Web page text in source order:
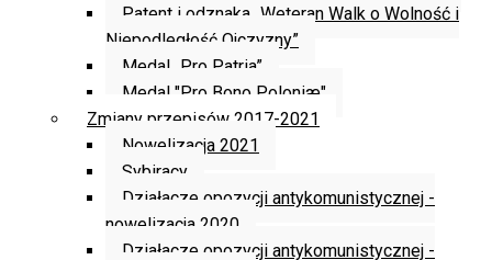
Patent i odznaka „Weteran Walk o Wolność i
Niepodległość Ojczyzny”
Medal „Pro Patria”
Medal "Pro Bono Poloniæ"
Zmiany przepisów 2017-2021
Nowelizacja 2021
Sybiracy
Działacze opozycji antykomunistycznej -
nowelizacja 2020
Działacze opozycji antykomunistycznej -